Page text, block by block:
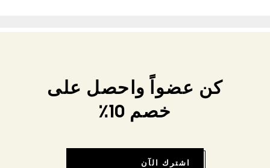
كن عضواً واحصل على
خصم 10٪
اشترك الآن